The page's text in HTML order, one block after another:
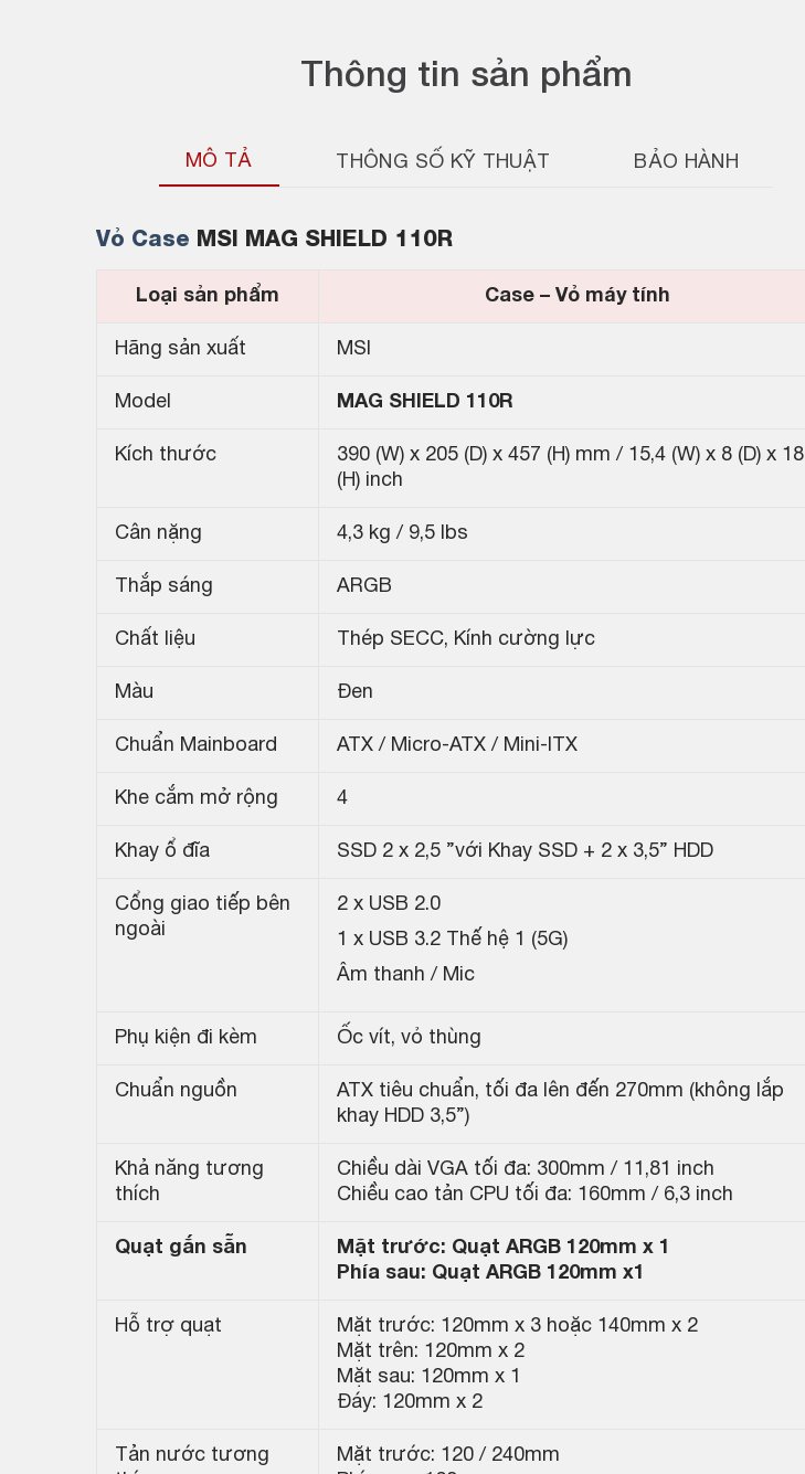
Thông tin sản phẩm
MÔ TẢ THÔNG SỐ KỸ THUẬT BẢO HÀNH
Vỏ Case MSI MAG SHIELD 110R
Loại sản phẩm Case – Vỏ máy tính
Hãng sản xuất MSI
Model MAG SHIELD 110R
Kích thước
390 (W) x 205 (D) x 457 (H) mm / 15,4 (W) x 8 (D) x 18
(H) inch
Cân nặng 4,3 kg / 9,5 lbs
Thắp sáng ARGB
Chất liệu Thép SECC, Kính cường lực
Màu Đen
Chuẩn Mainboard ATX / Micro-ATX / Mini-ITX
Khe cắm mở rộng 4
Khay ổ đĩa SSD 2 x 2,5 ”với Khay SSD + 2 x 3,5” HDD
Cổng giao tiếp bên
ngoài
2 x USB 2.0
1 x USB 3.2 Thế hệ 1 (5G)
Âm thanh / Mic
Phụ kiện đi kèm Ốc vít, vỏ thùng
Chuẩn nguồn
ATX tiêu chuẩn, tối đa lên đến 270mm (không lắp
khay HDD 3,5”)
Khả năng tương
thích
Chiều dài VGA tối đa: 300mm / 11,81 inch
Chiều cao tản CPU tối đa: 160mm / 6,3 inch
Quạt gắn sẵn
Mặt trước: Quạt ARGB 120mm x 1
Phía sau: Quạt ARGB 120mm x1
Hỗ trợ quạt
Mặt trước: 120mm x 3 hoặc 140mm x 2
Mặt trên: 120mm x 2
Mặt sau: 120mm x 1
Đáy: 120mm x 2
Tản nước tương
Mặt trước: 120 / 240mm